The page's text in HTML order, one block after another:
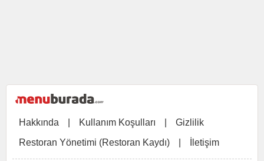
Hakkında Kullanım Koşulları
Gizlilik
Restoran Yönetimi (Restoran Kaydı)
İletişim